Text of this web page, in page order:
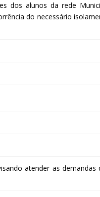
dos alunos da rede
do necessário
atender as demandas